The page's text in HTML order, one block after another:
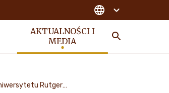
AKTUALNOŚCI I
MEDIA
Ferrero inwestuje w uprawy orzechów laskowych w usa, przyznając dotacje badawcze dla Uniwersytetu Rutgers I uniwersytetu stanowego w Oregon